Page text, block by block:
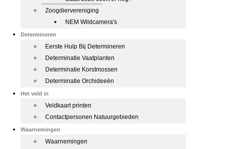
Zoogdiervereniging
NEM Wildcamera's
Determineren
Eerste Hulp Bij Determineren
Determinatie Vaatplanten
Determinatie Korstmossen
Determinatie Orchideeën
Het veld in
Veldkaart printen
Contactpersonen Natuurgebieden
Waarnemingen
Waarnemingen